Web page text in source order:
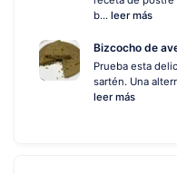
b... leer más
Bizcocho de
Prueba esta
sartén. Una
leer más